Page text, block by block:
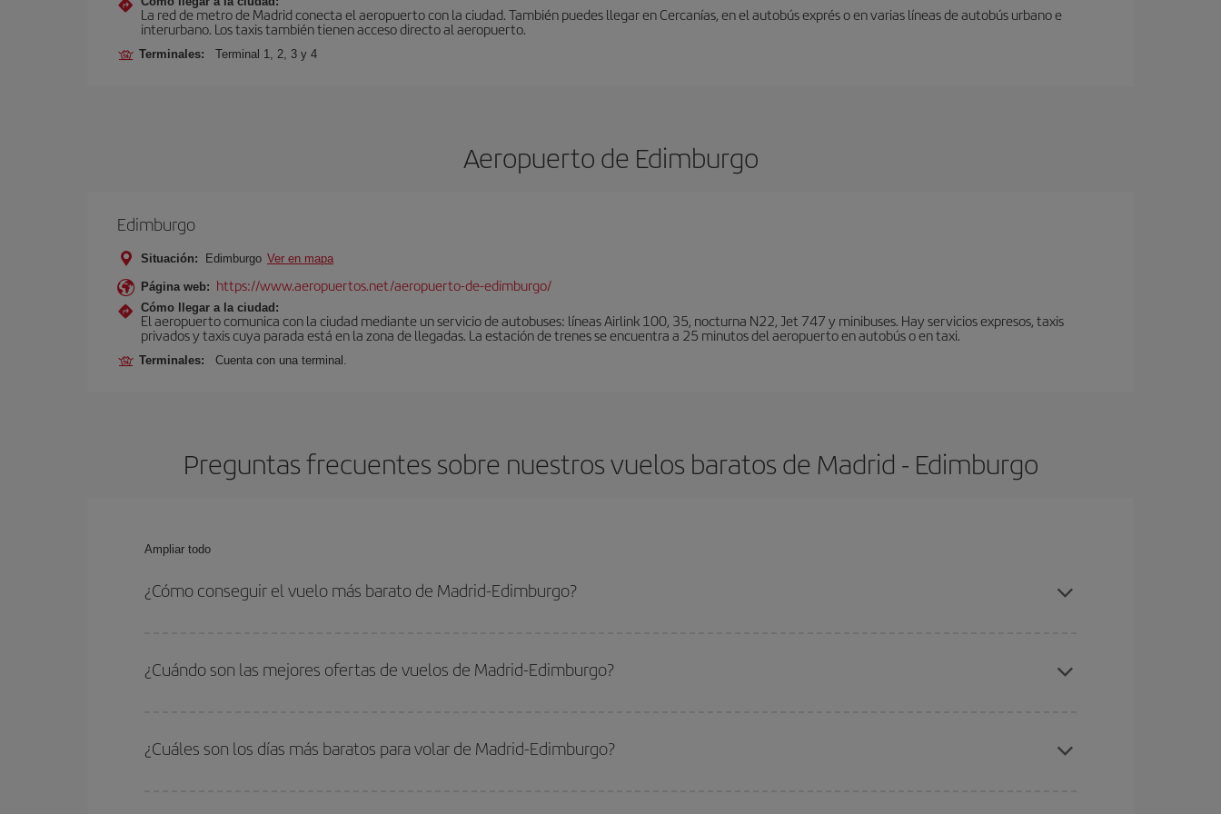
La red de metro de Madrid conecta el aeropuerto con la ciudad. También puedes llegar en Cercanías, en el autobús exprés o en varias líneas de autobús urbano e
interurbano. Los taxis también tienen acceso directo al aeropuerto.
Terminales: Terminal 1, 2, 3 y 4
Aeropuerto de Edimburgo
Edimburgo
Situación: Edimburgo Ver en mapa
Página web: https://www.aeropuertos.net/aeropuerto-de-edimburgo/
Cómo llegar a la ciudad:
El aeropuerto comunica con la ciudad mediante un servicio de autobuses: líneas Airlink 100, 35, nocturna N22, Jet 747 y minibuses. Hay servicios expresos, taxis
privados y taxis cuya parada está en la zona de llegadas. La estación de trenes se encuentra a 25 minutos del aeropuerto en autobús o en taxi.
Terminales: Cuenta con una terminal.
Preguntas frecuentes sobre nuestros vuelos baratos de Madrid - Edimburgo
Ampliar todo
¿Cómo conseguir el vuelo más barato de Madrid-Edimburgo?
las fechas y horarios de ida y vuelta.
¿Cuándo son las mejores ofertas de vuelos de Madrid-Edimburgo?
periodos de vacaciones escolares son temporada alta. Además, sobre todo si estás pensando en una escapada de fin de semana,
precios encontrarás.
¿Cuáles son los días más baratos para volar de Madrid-Edimburgo?